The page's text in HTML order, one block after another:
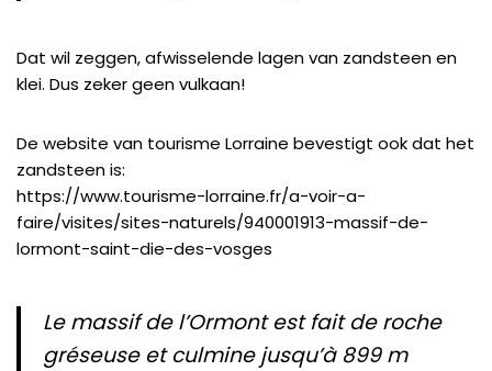
Dat wil zeggen, afwisselende lagen van zandsteen en
klei. Dus zeker geen vulkaan!
De website van tourisme Lorraine bevestigt ook dat het
zandsteen is:
https://www.tourisme-lorraine.fr/a-voir-a-
faire/visites/sites-naturels/940001913-massif-de-
lormont-saint-die-des-vosges
Le massif de l’Ormont est fait de roche
gréseuse et culmine jusqu’à 899 m